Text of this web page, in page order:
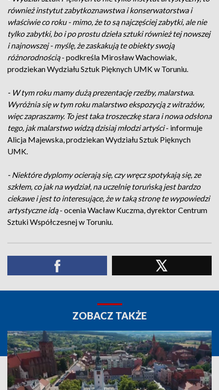
również instytut zabytkoznawstwa i konserwatorstwa i
właściwie co roku - mimo, że to są najczęściej zabytki, ale nie
tylko zabytki, bo i po prostu dzieła sztuki również tej nowszej
i najnowszej - myślę, że zaskakują te obiekty swoją
różnorodnością- podkreśla Mirosław Wachowiak,
prodziekan Wydziału Sztuk Pięknych UMK w Toruniu.
- W tym roku mamy dużą prezentację rzeźby, malarstwa.
Wyróżnia się w tym roku malarstwo ekspozycją z witrażów,
więc zapraszamy. To jest taka troszeczkę stara i nowa odsłona
tego, jak malarstwo widzą dzisiaj młodzi artyści- informuje
Alicja Majewska, prodziekan Wydziału Sztuk Pięknych
UMK.
- Niektóre dyplomy ocierają się, czy wręcz spotykają się, ze
szkłem, co jak na wydział, na uczelnię toruńską jest bardzo
ciekawe i jest to interesujące, że w taką stronę te wypowiedzi
artystyczne idą- ocenia Wacław Kuczma, dyrektor Centrum
Sztuki Współczesnej w Toruniu.
ZOBACZ TAKŻE